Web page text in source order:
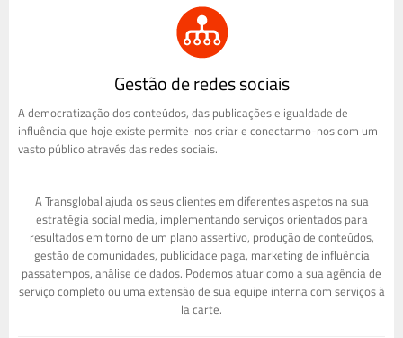
Gestão de redes sociais
A democratização dos conteúdos, das publicações e igualdade de
influência que hoje existe permite-nos criar e conectarmo-nos com um
vasto público através das redes sociais.
A Transglobal ajuda os seus clientes em diferentes aspetos na sua
estratégia social media, implementando serviços orientados para
resultados em torno de um plano assertivo, produção de conteúdos,
gestão de comunidades, publicidade paga, marketing de influência
passatempos, análise de dados. Podemos atuar como a sua agência de
serviço completo ou uma extensão de sua equipe interna com serviços à
la carte.